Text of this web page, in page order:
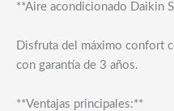
**Aire acondicionado Daikin
Disfruta del máximo confort
con garantía de 3 años.
**Ventajas principales:**